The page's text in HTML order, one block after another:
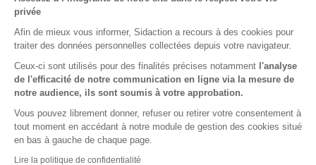
privée
Afin de mieux vous informer, Sidaction a recours à des cookies pour
traiter des données personnelles collectées depuis votre navigateur.
Ceux-ci sont utilisés pour des finalités précises notamment l'analyse
de l'efficacité de notre communication en ligne via la mesure de
notre audience, ils sont soumis à votre approbation.
Vous pouvez librement donner, refuser ou retirer votre consentement à
tout moment en accédant à notre module de gestion des cookies situé
en bas à gauche de chaque page.
Lire la politique de confidentialité
MENTIONS LÉGALES
CONDITIONS D’UTILISATION ET PROTECTION DES DONNÉES
COOKIES
This site uses cookies and gives you control over what you want to
En savoir plus